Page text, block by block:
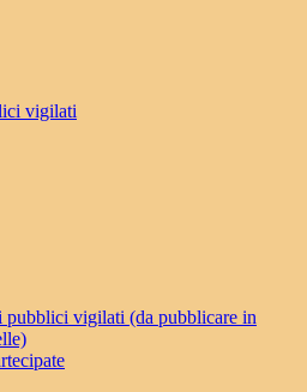
vigilati
pubblici vigilati (da pubblicare in